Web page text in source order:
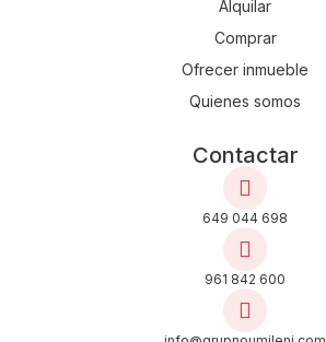
Alquilar
Comprar
Ofrecer inmueble
Quienes somos
Contactar
649 044 698
961 842 600